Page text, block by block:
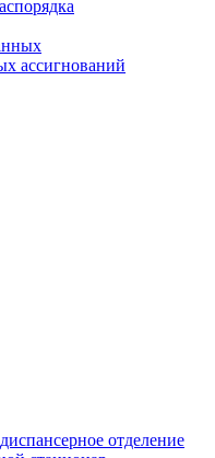
ассигнований
отделение